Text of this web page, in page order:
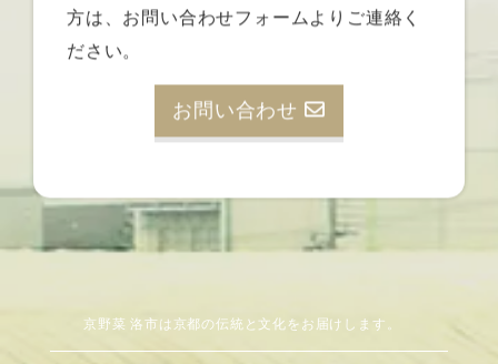
方は、お問い合わせフォームよりご連絡く
ださい。
お問い合わせ
京野菜 洛市は京都の伝統と文化をお届けします。